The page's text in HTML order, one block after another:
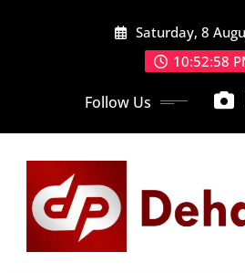
Saturday, 8
10:52:59
Follow Us